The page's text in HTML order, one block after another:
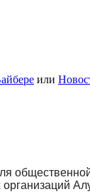
или
организаций